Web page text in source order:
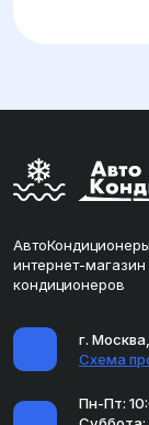
интернет-
кондиционеров
г.
Схема
Пн-Пт: